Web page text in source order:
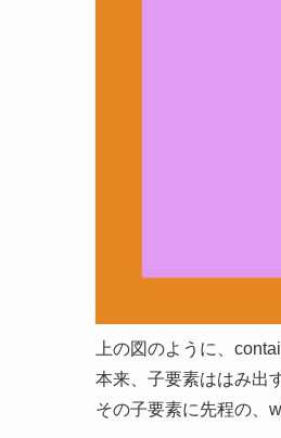
上の図のように、
本来、子要素ははみ出
その子要素に先程の、